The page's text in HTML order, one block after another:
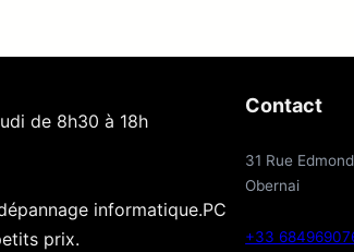
de 8h30 à 18h
informatique.PC
prix.
Contact
31 Rue
Obernai
+33